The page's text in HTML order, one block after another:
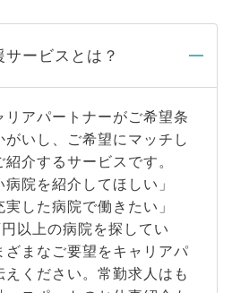
サービスとは？
リアパートナーがご希望条
いし、ご希望にマッチし
介するサービスです。
病院を紹介してほしい」
実した病院で働きたい」
以上の病院を探してい
ざまなご要望をキャリアパ
えください。常勤求人はも